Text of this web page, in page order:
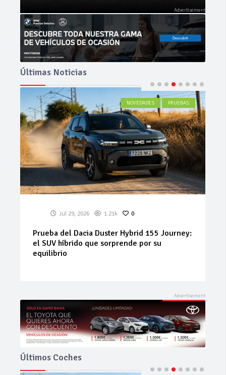
Últimas Noticias
ACTUALIDAD
Jul 27, 2026 580 0
Neumáticos de ocasión: la alternativa
inteligente para ahorrar sin renunciar a la
seguridad
Últimos Coches